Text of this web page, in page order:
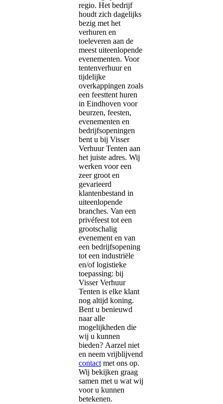
regio. Het bedrijf
houdt zich dagelijks
bezig met het
verhuren en
toeleveren aan de
meest uiteenlopende
evenementen. Voor
tentenverhuur en
tijdelijke
overkappingen zoals
een feesttent huren
in Eindhoven voor
beurzen, feesten,
evenementen en
bedrijfsopeningen
bent u bij Visser
Verhuur Tenten aan
het juiste adres. Wij
werken voor een
zeer groot en
gevarieerd
klantenbestand in
uiteenlopende
branches. Van een
privéfeest tot een
grootschalig
evenement en van
een bedrijfsopening
tot een industriële
en/of logistieke
toepassing: bij
Visser Verhuur
Tenten is elke klant
nog altijd koning.
Bent u benieuwd
naar alle
mogelijkheden die
wij u kunnen
bieden? Aarzel niet
en neem vrijblijvend
contactmet ons op.
Wij bekijken graag
samen met u wat wij
voor u kunnen
betekenen.